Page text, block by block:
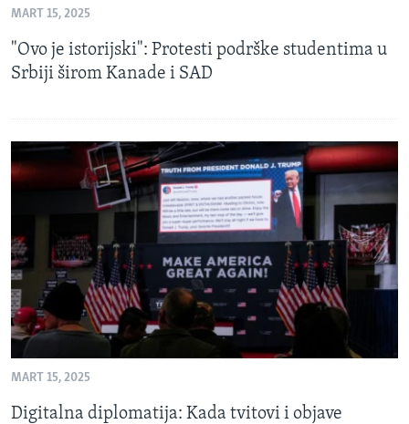
SPORT
INTERVJU
MART 15, 2025
"Ovo je istorijski": Protesti podrške studentima u
Srbiji širom Kanade i SAD
MART 15, 2025
Digitalna diplomatija: Kada tvitovi i objave